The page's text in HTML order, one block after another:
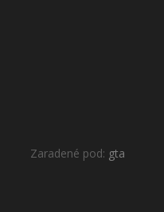
Zaradené pod: gta